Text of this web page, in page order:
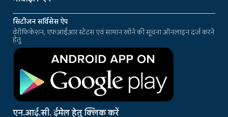
सिटीजन सर्विसेस ऐप
वेरीफिकेशन, एफआईआर स्टेटस एवं सामान खोने की सूचना ऑनलाइन दर्ज करने
हेतु
एन.आई.सी. ईमेल हेतु क्लिक करें